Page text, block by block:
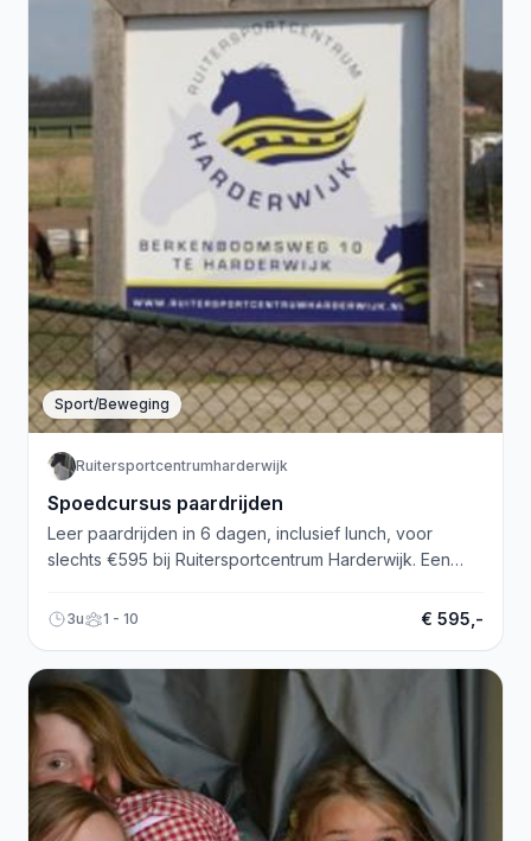
Sport/Beweging
Ruitersportcentrumharderwijk
Spoedcursus paardrijden
Leer paardrijden in 6 dagen, inclusief lunch, voor
slechts €595 bij Ruitersportcentrum Harderwijk. Een
3u 1 - 10 € 595,-